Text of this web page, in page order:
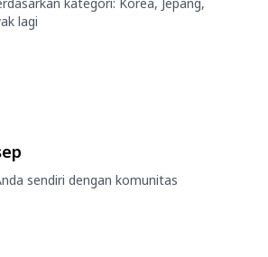
lagi
sendiri dengan komunitas